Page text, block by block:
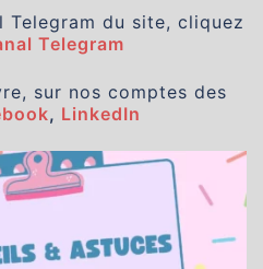
Telegram du site, cliquez
Telegram
sur nos comptes des
, LinkedIn